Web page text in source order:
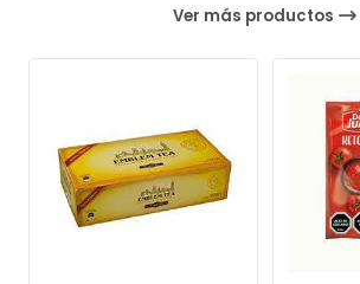
Ver más productos